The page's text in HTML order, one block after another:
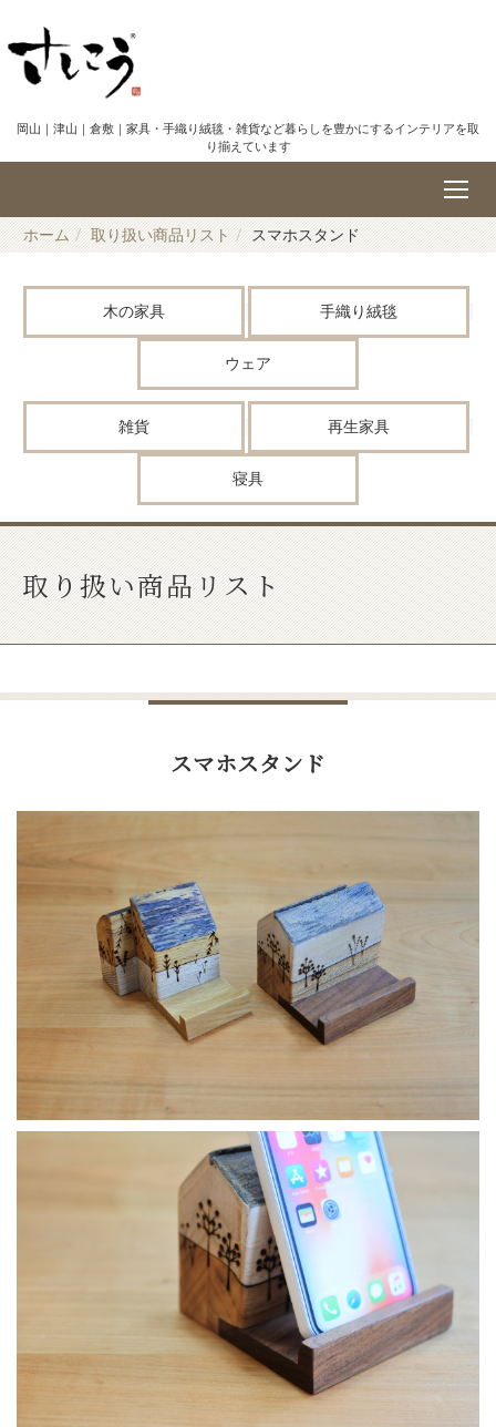
岡山｜津山｜倉敷｜家具・手織り絨毯・雑貨など暮らしを豊かにするインテリアを取
り揃えています
ホーム 取り扱い商品リスト スマホスタンド
木の家具 手織り絨毯
ウェア
雑貨 再生家具
寝具
取り扱い商品リスト
スマホスタンド